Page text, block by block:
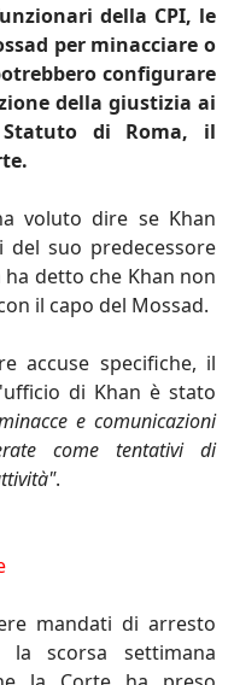
della CPI, le
per minacciare o
configurare
della giustizia ai
di Roma, il
voluto dire se Khan
del suo predecessore
detto che Khan non
il capo del Mossad.
accuse specifiche, il
di Khan è stato
e comunicazioni
come tentativi di
.
mandati di arresto
la scorsa settimana